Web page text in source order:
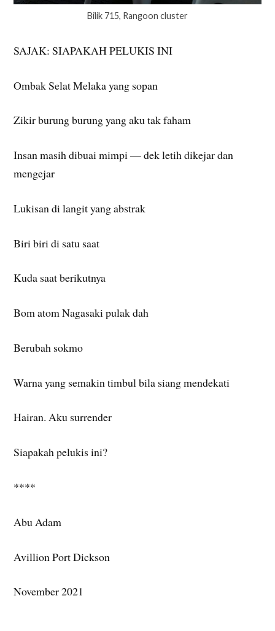
Bilik 715, Rangoon cluster
SAJAK: SIAPAKAH PELUKIS INI
Ombak Selat Melaka yang sopan
Zikir burung burung yang aku tak faham
Insan masih dibuai mimpi — dek letih dikejar dan
mengejar
Lukisan di langit yang abstrak
Biri biri di satu saat
Kuda saat berikutnya
Bom atom Nagasaki pulak dah
Berubah sokmo
Warna yang semakin timbul bila siang mendekati
Hairan. Aku surrender
Siapakah pelukis ini?
****
Abu Adam
Avillion Port Dickson
November 2021